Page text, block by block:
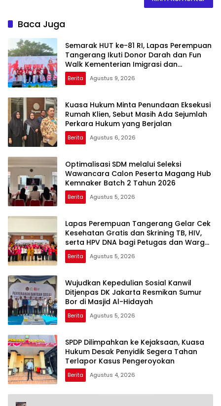
Baca Juga
Semarak HUT ke-81 RI, Lapas Perempuan
Tangerang Ikuti Donor Darah dan Fun
Walk Kementerian Imigrasi dan
Pemasyarakatan
Berita Agustus 9, 2026
Kuasa Hukum Minta Penundaan Eksekusi
Rumah Klien, Sebut Masih Ada Sejumlah
Perkara Hukum yang Berjalan
Berita Agustus 6, 2026
Optimalisasi SDM melalui Seleksi
Wawancara Calon Peserta Magang Hub
Kemnaker Batch 2 Tahun 2026
Berita Agustus 5, 2026
Lapas Perempuan Tangerang Gelar Cek
Kesehatan Gratis dan Skrining TB, HIV,
serta HPV DNA bagi Petugas dan Warga
Binaan
Berita Agustus 5, 2026
Wujudkan Kepedulian Sosial Kanwil
Ditjenpas DK Jakarta Resmikan Sumur
Bor di Masjid Al-Hidayah
Berita Agustus 5, 2026
SPDP Dilimpahkan ke Kejaksaan, Kuasa
Hukum Desak Penyidik Segera Tahan
Terlapor Kasus Pengeroyokan
Berita Agustus 4, 2026